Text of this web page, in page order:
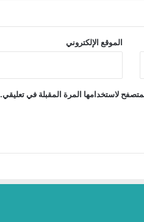
الموقع الإلكتروني
لاستخدامها المرة المقبلة في تعليقي.